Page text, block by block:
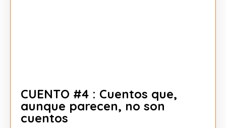
CUENTO #4 : Cuentos que,
aunque parecen, no son
cuentos